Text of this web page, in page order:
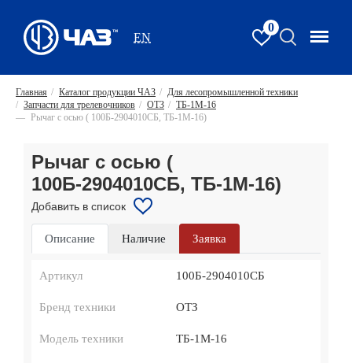
EN
0
Главная / Каталог продукции ЧАЗ / Для лесопромышленной техники
/ Запчасти для трелевочников / ОТЗ / ТБ-1М-16
— Рычаг с осью ( 100Б-2904010СБ, ТБ-1М-16)
Рычаг с осью (
100Б-2904010СБ, ТБ-1М-16)
Добавить в список
Описание Наличие Заявка
Артикул 100Б-2904010СБ
Бренд техники ОТЗ
Модель техники ТБ-1М-16